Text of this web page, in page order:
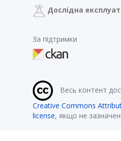
Дослідна
За підтримки
Весь контент
Creative Commons
license, якщо не